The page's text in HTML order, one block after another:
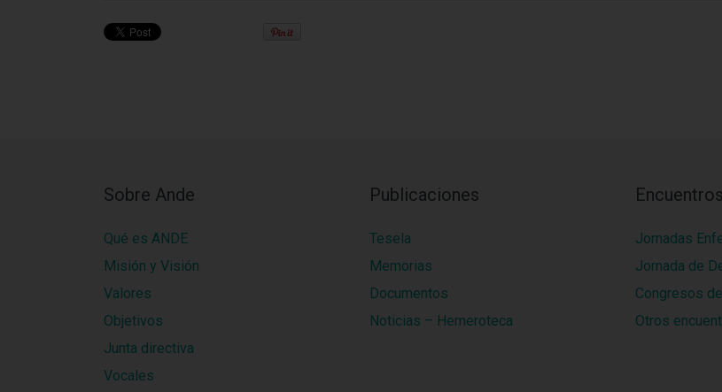
Sobre Ande
Qué es ANDE
Misión y Visión
Valores
Objetivos
Junta directiva
Vocales
Publicaciones
Tesela
Memorias
Documentos
Noticias – Hemeroteca
Encuentros
Jornadas
Jornada de
Congresos
Otros